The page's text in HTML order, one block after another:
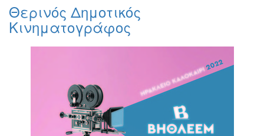
Παζάρι
Ειδών
Συνέδρια
Διημερίδες
Σεμινάρια-
Διαλέξεις-
Ομιλίες
Θερινός Δημοτικός
Κινηματογράφος